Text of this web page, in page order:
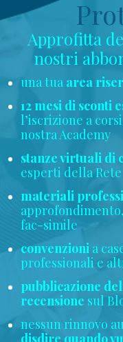
Approfitta
nostri
una tua area
12 mesi di sconti
l’iscrizione a
nostra Academy
stanze virtuali di
esperti della
materiali
fac-simile
convenzioni a
professionali e
pubblicazione
recensione sul
nessun rinnovo